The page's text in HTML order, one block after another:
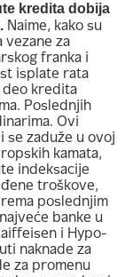
kredita dobija
Naime, kako su
vezane za
franka i
isplate rata
deo kredita
Poslednjih
Ovi
se zaduže u ovoj
kamata,
indeksacije
troškove,
poslednjim
banke u
i Hypo-
naknade za
za promenu